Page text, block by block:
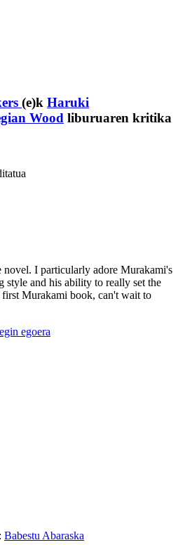
(e)k Haruki
Wood liburuaren kritika
I particularly adore Murakami's
style and his ability to really set the
Murakami book, can't wait to
egoera
Babestu Abaraska